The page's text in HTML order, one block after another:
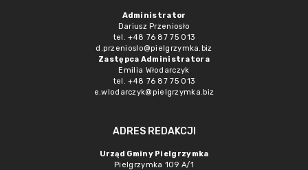
Administrator
Dariusz Przeniosło
tel. +48 76 87 75 013
d.przenioslo@pielgrzymka.biz
Zastępca Administratora
Emilia Włodarczyk
tel. +48 76 87 75 013
e.wlodarczyk@pielgrzymka.biz
ADRES REDAKCJI
Urząd Gminy Pielgrzymka
Pielgrzymka 109 A/1